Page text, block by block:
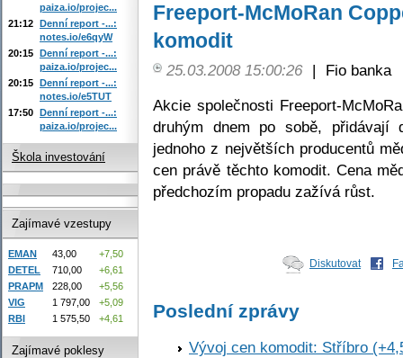
Freeport-McMoRan
komodit
25.03.2008 15:00:26 |
Fio banka
Akcie společnosti Freeport-
druhým dnem po sobě, přidávají
jednoho z největších producentů
cen právě těchto komodit. Cena
předchozím propadu zažívá růst.
Diskutovat
Poslední zprávy
Vývoj cen komodit: Stříbro
paiza.io/projec...
21:12 Denní report -...:
notes.io/e6qyW
20:15 Denní report -...:
paiza.io/projec...
20:15 Denní report -...:
notes.io/e5TUT
17:50 Denní report -...:
paiza.io/projec...
Škola investování
Zajímavé vzestupy
EMAN 43,00
+7,50
DETEL
710,00
+6,61
PRAPM
228,00
+5,56
VIG
1 797,00
+5,09
RBI
1 575,50 +4,61
Zajímavé poklesy